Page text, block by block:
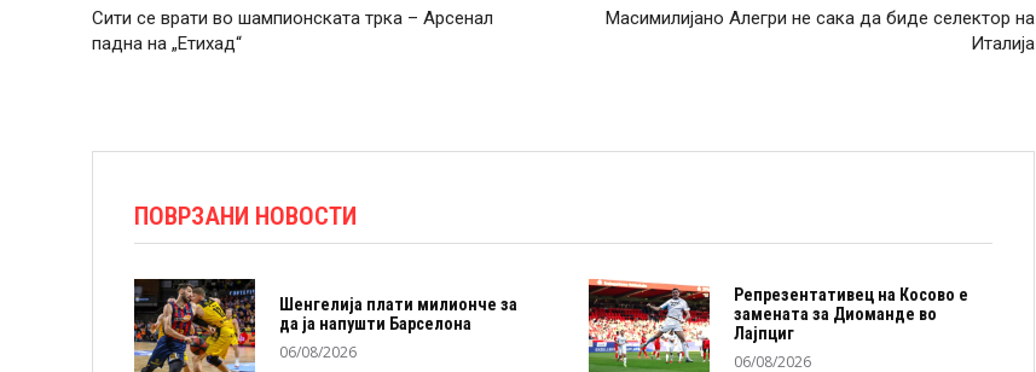
Сити се врати во шампионската трка – Арсенал
падна на „Етихад“
Масимилијано Алегри не сака да биде селектор на
Италија
ПОВРЗАНИ НОВОСТИ
Шенгелија плати милионче за
да ја напушти Барселона
06/08/2026
Репрезентативец на Косово е
замената за Диоманде во
Лајпциг
06/08/2026